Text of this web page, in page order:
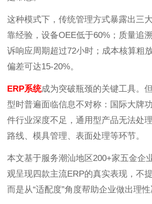
这种模式下，传统管理方式暴露出三
靠经验，设备OEE低于60%；质量追
诉响应周期超过72小时；成本核算粗
偏差可达15-20%。
ERP系统成为突破瓶颈的关键工具。
型时普遍面临信息不对称：国际大牌
件行业深度不足，通用型产品无法处
路线、模具管理、表面处理等环节。
本文基于服务潮汕地区200+家五金企
观呈现四款主流ERP的真实表现，不
而是从“适配度”角度帮助企业做出理性